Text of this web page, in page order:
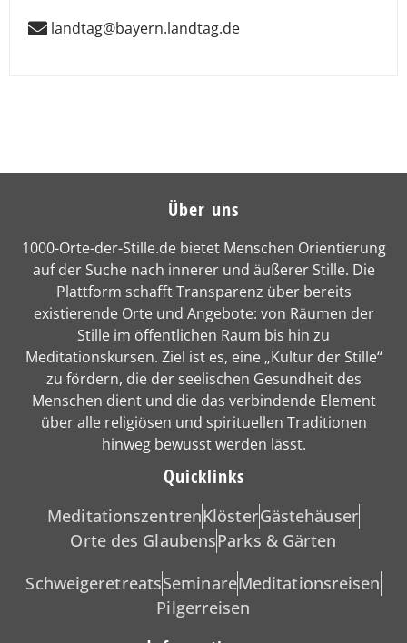
landtag@bayern.landtag.de
Über uns
1000-Orte-der-Stille.de bietet Menschen Orientierung
auf der Suche nach innerer und äußerer Stille. Die
Plattform schafft Transparenz über bereits
existierende Orte und Angebote: von Räumen der
Stille im öffentlichen Raum bis hin zu
Meditationskursen. Ziel ist es, eine „Kultur der Stille“
zu fördern, die der seelischen Gesundheit des
Menschen dient und die das verbindende Element
über alle religiösen und spirituellen Traditionen
hinweg bewusst werden lässt.
Quicklinks
MeditationszentrenKlösterGästehäuser
Orte des GlaubensParks & Gärten
SchweigeretreatsSeminareMeditationsreisen
Pilgerreisen